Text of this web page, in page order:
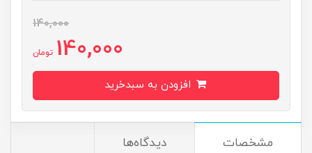
140,000
140,000 تومان
مشخصات دیدگاه‌ها